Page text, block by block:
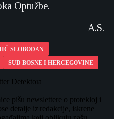
Optužbe.
A.S.
SLOBODAN
SUD BOSNE I HERCEGOVINE
Detektora
pišu newslettere o protekloj i
detalje iz redakcije, iskrene
koji oblikuju našu